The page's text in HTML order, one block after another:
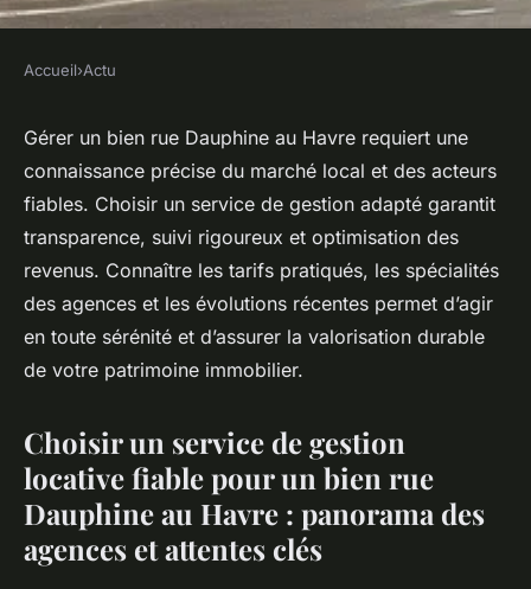
Faire gérer un bien rue
dauphine au havre avec
confiance
Léonie•16 juin 2025• 4 min de lecture
Accueil›Actu
Gérer un bien rue Dauphine au Havre requiert une
connaissance précise du marché local et des acteurs
fiables. Choisir un service de gestion adapté garantit
transparence, suivi rigoureux et optimisation des
revenus. Connaître les tarifs pratiqués, les spécialités
des agences et les évolutions récentes permet d’agir
en toute sérénité et d’assurer la valorisation durable
de votre patrimoine immobilier.
Choisir un service de gestion
locative fiable pour un bien rue
Dauphine au Havre : panorama des
agences et attentes clés